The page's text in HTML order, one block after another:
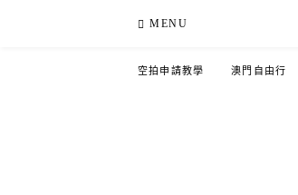
MENU
空拍申請教學 澳門自由行